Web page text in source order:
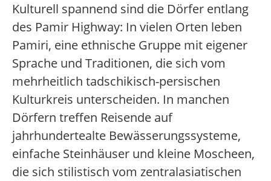
Kulturell spannend sind die Dörfer entlang
des Pamir Highway: In vielen Orten leben
Pamiri, eine ethnische Gruppe mit eigener
Sprache und Traditionen, die sich vom
mehrheitlich tadschikisch-persischen
Kulturkreis unterscheiden. In manchen
Dörfern treffen Reisende auf
jahrhundertealte Bewässerungssysteme,
einfache Steinhäuser und kleine Moscheen,
die sich stilistisch vom zentralasiatischen